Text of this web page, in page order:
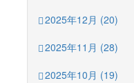
2025年12月 (20)
2025年11月 (28)
2025年10月 (19)